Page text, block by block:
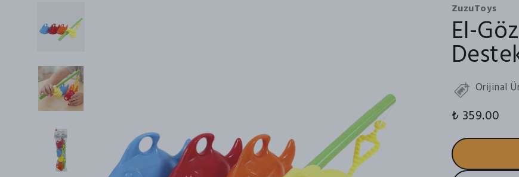
ZuzuToys
El-
Orijinal
₺ 359.00